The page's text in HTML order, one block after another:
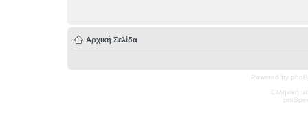
Αρχική Σελίδα
Powered by
Ελληνική
pro